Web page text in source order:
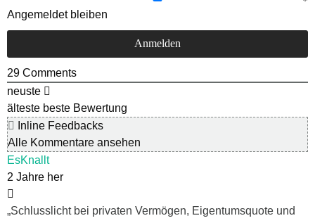
Angemeldet bleiben
29 Comments
neuste
älteste beste Bewertung
Inline Feedbacks
Alle Kommentare ansehen
EsKnallt
2 Jahre her
„Schlusslicht bei privaten Vermögen, Eigentumsquote und